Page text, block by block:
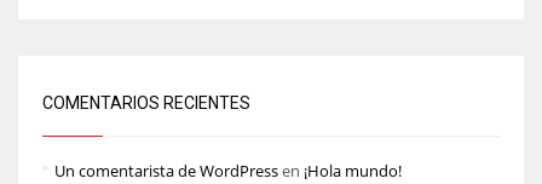
COMENTARIOS RECIENTES
Un comentarista de WordPressen ¡Hola mundo!